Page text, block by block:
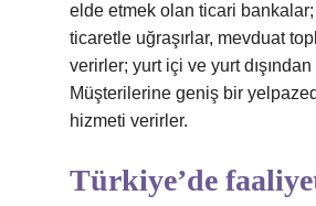
elde etmek olan ticari
ticaretle uğraşırlar, mevduat
verirler; yurt içi ve yurt
Müşterilerine geniş bir
hizmeti verirler.
Türkiye’de